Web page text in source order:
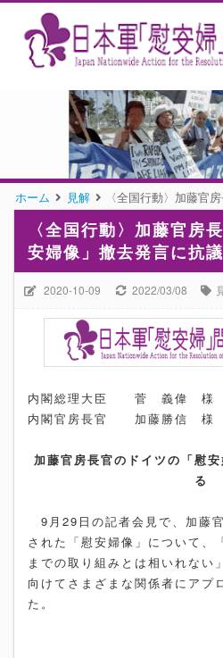
ホーム 見解 〈全国行動〉加藤官
〈全国行動〉加藤官房
安婦像」撤去発言に抗
2020-10-09 2022/03/08
内閣総理大臣 菅 義偉 様
内閣官房長官 加藤勝信 様
加藤官房長官のドイツの「慰
る
9月29日の記者会見で、加藤
された「慰安婦像」について、
までの取り組みとは相いれない
向けてさまざまな関係者にアプ
た。